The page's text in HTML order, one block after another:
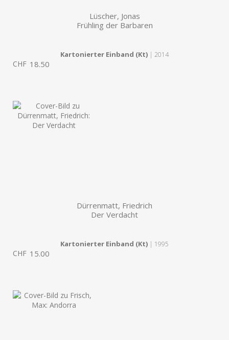
Lüscher, Jonas
Frühling der Barbaren
Kartonierter Einband (Kt) | 2014
CHF 18.50
Dürrenmatt, Friedrich
Der Verdacht
Kartonierter Einband (Kt) | 1995
CHF 15.00